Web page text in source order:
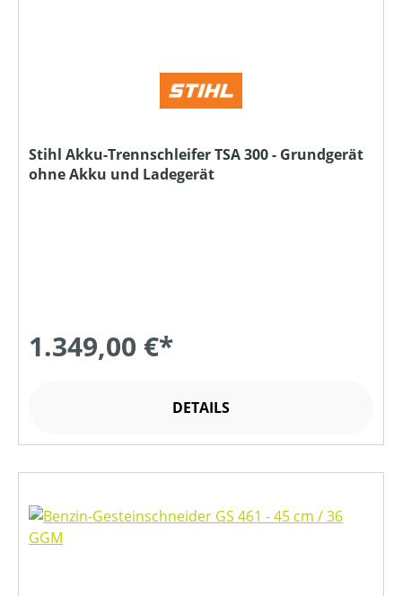
Stihl Akku-Trennschleifer TSA 300 - Grundgerät
ohne Akku und Ladegerät
1.349,00 €*
DETAILS